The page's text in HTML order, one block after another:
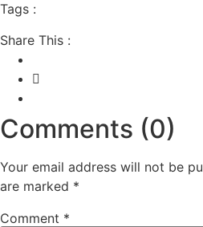
Tags :
Share This :
Comments (0)
Your email address will not be
are marked *
Comment *